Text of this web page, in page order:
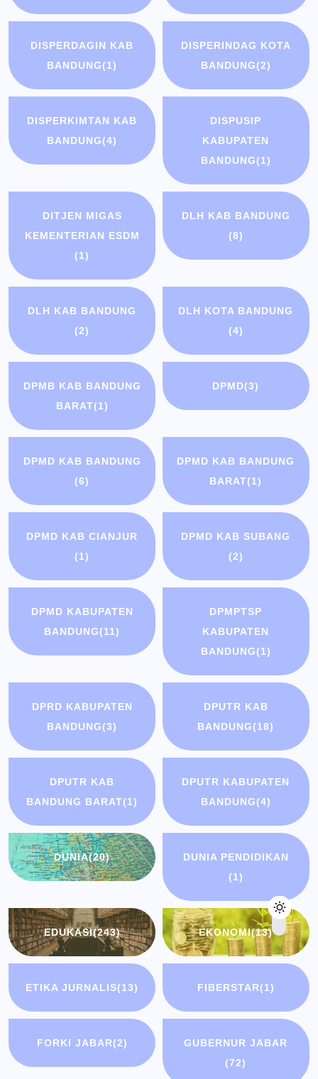
DISPERDAGIN KAB
BANDUNG(1)
DISPERINDAG KOTA
BANDUNG(2)
DISPERKIMTAN KAB
BANDUNG(4)
DISPUSIP
KABUPATEN
BANDUNG(1)
DITJEN MIGAS
KEMENTERIAN ESDM
(1)
DLH KAB BANDUNG
(8)
DLH KAB BANDUNG
(2)
DLH KOTA BANDUNG
(4)
DPMB KAB BANDUNG
BARAT(1)
DPMD(3)
DPMD KAB BANDUNG
(6)
DPMD KAB BANDUNG
BARAT(1)
DPMD KAB CIANJUR
(1)
DPMD KAB SUBANG
(2)
DPMD KABUPATEN
BANDUNG(11)
DPMPTSP
KABUPATEN
BANDUNG(1)
DPRD KABUPATEN
BANDUNG(3)
DPUTR KAB
BANDUNG(18)
DPUTR KAB
BANDUNG BARAT(1)
DPUTR KABUPATEN
BANDUNG(4)
DUNIA(20)
DUNIA PENDIDIKAN
(1)
EDUKASI(243) EKONOMI(13)
ETIKA JURNALIS(13) FIBERSTAR(1)
FORKI JABAR(2)
GUBERNUR JABAR
(72)